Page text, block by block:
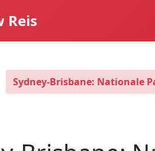
Reis
Sydney-Brisbane: Nationale